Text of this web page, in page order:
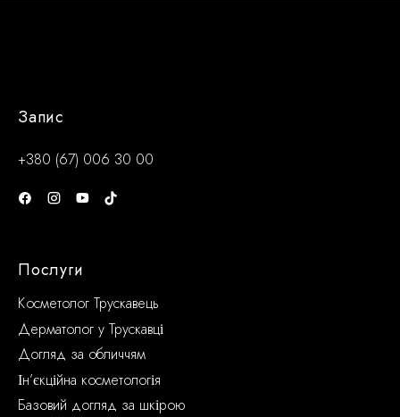
Запис
+380 (67) 006 30 00
Послуги
Косметолог Трускавець
Дерматолог у Трускавці
Догляд за обличчям
Ін’єкційна косметологія
Базовий догляд за шкірою